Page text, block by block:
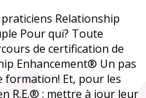
Relationship
Pour qui? Toute
de certification de
Enhancement® Un pas
formation! Et, pour les
R.E.® : mettre à jour leur